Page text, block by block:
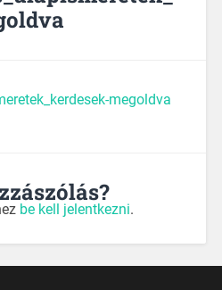
megoldva
be kell jelentkezni.